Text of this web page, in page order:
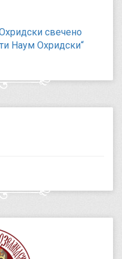
свечено
Наум Охридски“